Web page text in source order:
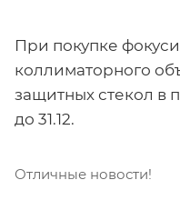
При покупке
коллиматорного
защитных стекол в
до 31.12.
Отличные новости!